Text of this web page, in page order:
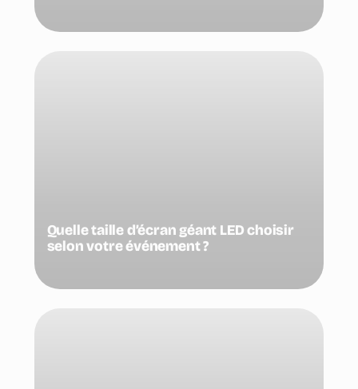
Quelle taille d’écran géant LED choisir
selon votre événement ?